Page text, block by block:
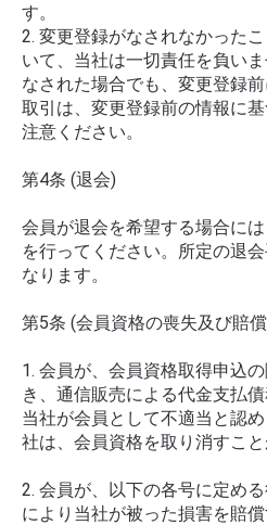
す。
2. 変更登録がなされなかった
いて、当社は一切責任を負い
なされた場合でも、変更登録
取引は、変更登録前の情報に
注意ください。
第4条 (退会)
会員が退会を希望する場合に
を行ってください。所定の退
なります。
第5条 (会員資格の喪失及び賠
1. 会員が、会員資格取得申込
き、通信販売による代金支払
当社が会員として不適当と認
社は、会員資格を取り消すこと
2. 会員が、以下の各号に定め
により当社が被った損害を賠償